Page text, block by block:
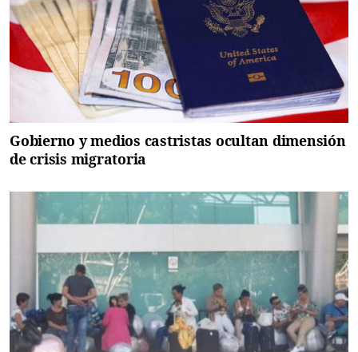
Gobierno y medios castristas ocultan dimensión
de crisis migratoria